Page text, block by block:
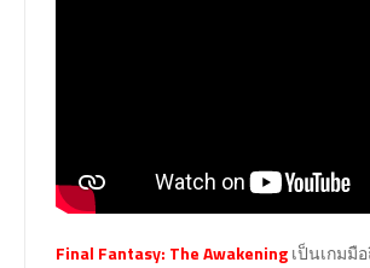
Final Fantasy: The Awakeningเป็นเกมมื